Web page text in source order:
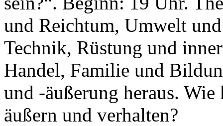
und Reichtum, Umwelt
Technik, Rüstung und
Handel, Familie und
und -äußerung heraus.
äußern und verhalten?